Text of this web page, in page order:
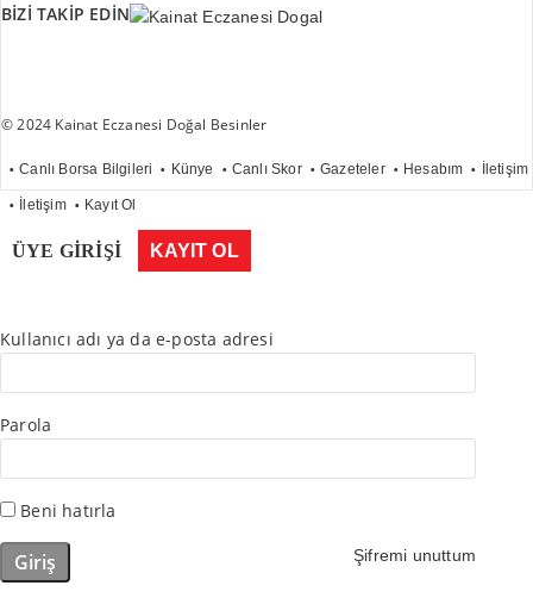
BİZİ TAKİP EDİN
© 2024 Kainat Eczanesi Doğal Besinler
Canlı Borsa Bilgileri Künye Canlı Skor Gazeteler Hesabım İletişim
İletişim Kayıt Ol
ÜYE GİRİŞİ KAYIT OL
Kullanıcı adı ya da e-posta adresi
Parola
Beni hatırla
Şifremi unuttum